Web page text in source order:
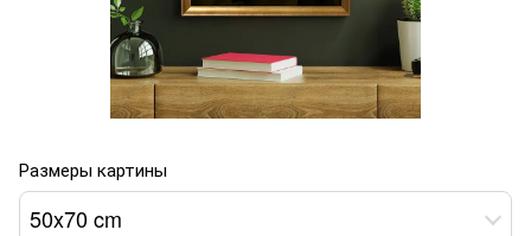
Размеры картины
50x70 cm